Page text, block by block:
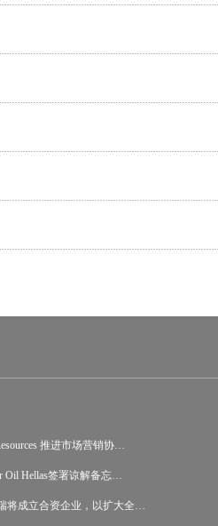
推进市场营销协…
Oil Hellas签署谅解备忘…
将成立合资企业，以扩大全…